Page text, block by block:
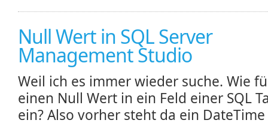
Null Wert in SQL Server
Management Studio
Weil ich es immer wieder suche. Wie
einen Null Wert in ein Feld einer SQL
ein? Also vorher steht da ein